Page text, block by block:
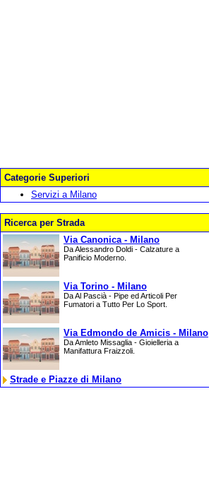
Categorie Superiori
Servizi a Milano
Ricerca per Strada
Via Canonica - Milano
Da Alessandro Doldi - Calzature a
Panificio Moderno.
Via Torino - Milano
Da Al Pascià - Pipe ed Articoli Per
Fumatori a Tutto Per Lo Sport.
Via Edmondo de Amicis - Milano
Da Amleto Missaglia - Gioielleria a
Manifattura Fraizzoli.
Strade e Piazze di Milano